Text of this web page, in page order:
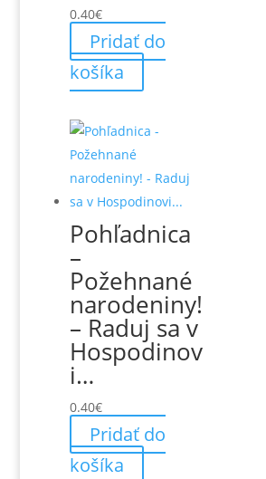
0.40€
Pridať do
košíka
Pohľadnica
–
Požehnané
narodeniny!
– Raduj sa v
Hospodinov
i…
0.40€
Pridať do
košíka